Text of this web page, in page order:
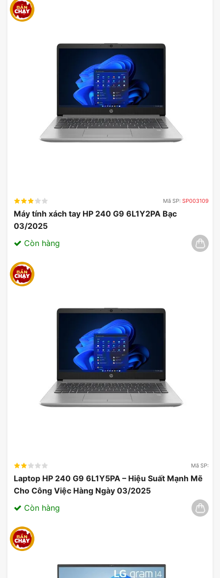
Mã SP: SP003109
Máy tính xách tay HP 240 G9 6L1Y2PA Bạc
03/2025
Còn hàng
Mã SP:
Laptop HP 240 G9 6L1Y5PA – Hiệu Suất Mạnh Mẽ
Cho Công Việc Hàng Ngày 03/2025
Còn hàng